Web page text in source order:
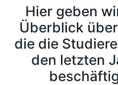
Hier geben
Überblick
die die
den letzten